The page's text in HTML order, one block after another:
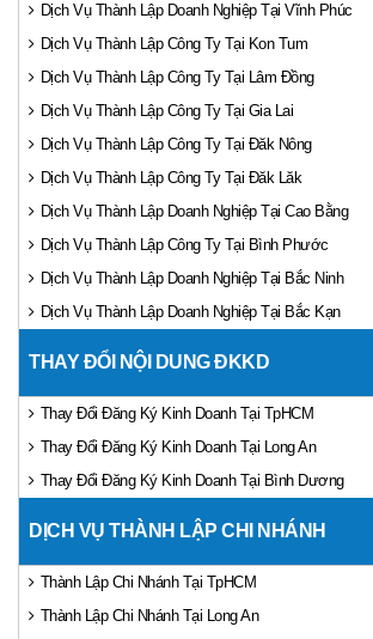
Dịch Vụ Thành Lập Doanh Nghiệp Tại Vĩnh Phúc
Dịch Vụ Thành Lập Công Ty Tại Kon Tum
Dịch Vụ Thành Lập Công Ty Tại Lâm Đồng
Dịch Vụ Thành Lập Công Ty Tại Gia Lai
Dịch Vụ Thành Lập Công Ty Tại Đăk Nông
Dịch Vụ Thành Lập Công Ty Tại Đăk Lăk
Dịch Vụ Thành Lập Doanh Nghiệp Tại Cao Bằng
Dịch Vụ Thành Lập Công Ty Tại Bình Phước
Dịch Vụ Thành Lập Doanh Nghiệp Tại Bắc Ninh
Dịch Vụ Thành Lập Doanh Nghiệp Tại Bắc Kạn
THAY ĐỔI NỘI DUNG ĐKKD
Thay Đổi Đăng Ký Kinh Doanh Tại TpHCM
Thay Đổi Đăng Ký Kinh Doanh Tại Long An
Thay Đổi Đăng Ký Kinh Doanh Tại Bình Dương
DỊCH VỤ THÀNH LẬP CHI NHÁNH
Thành Lập Chi Nhánh Tại TpHCM
Thành Lập Chi Nhánh Tại Long An